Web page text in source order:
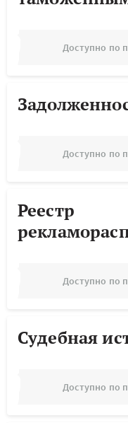
Доступно по
Доступно по
Реестр
Доступно по
Судебная
Доступно по